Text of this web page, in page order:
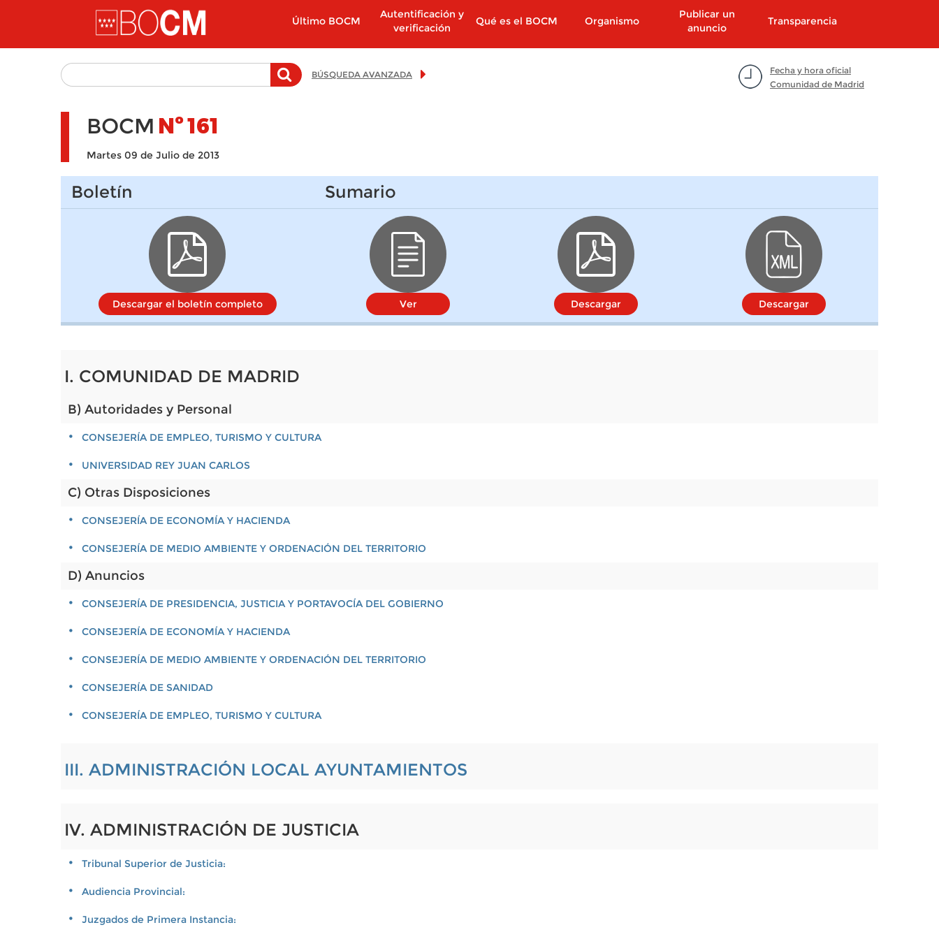
Pasar al contenido principal
Último BOCM
Autentificación y
verificación
Qué es el BOCM Organismo
Publicar un
anuncio
Transparencia
Fecha y hora oficial
Comunidad de Madrid
BÚSQUEDA AVANZADA
BOCM Nº161
Martes 09 de Julio de 2013
Boletín
Descargar el boletín completo
Sumario
Ver Descargar Descargar
I. COMUNIDAD DE MADRID
B) Autoridades y Personal
CONSEJERÍA DE EMPLEO, TURISMO Y CULTURA
UNIVERSIDAD REY JUAN CARLOS
C) Otras Disposiciones
CONSEJERÍA DE ECONOMÍA Y HACIENDA
CONSEJERÍA DE MEDIO AMBIENTE Y ORDENACIÓN DEL TERRITORIO
D) Anuncios
CONSEJERÍA DE PRESIDENCIA, JUSTICIA Y PORTAVOCÍA DEL GOBIERNO
CONSEJERÍA DE ECONOMÍA Y HACIENDA
CONSEJERÍA DE MEDIO AMBIENTE Y ORDENACIÓN DEL TERRITORIO
CONSEJERÍA DE SANIDAD
CONSEJERÍA DE EMPLEO, TURISMO Y CULTURA
III. ADMINISTRACIÓN LOCAL AYUNTAMIENTOS
IV. ADMINISTRACIÓN DE JUSTICIA
Tribunal Superior de Justicia:
Audiencia Provincial:
Juzgados de Primera Instancia: